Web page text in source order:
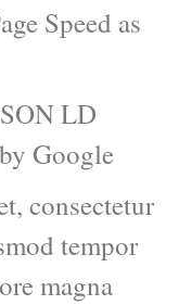
Speed as
LD
Google
consectetur
tempor
magna